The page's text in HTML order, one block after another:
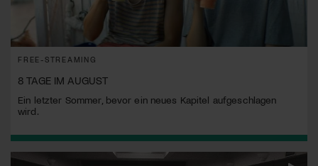
FREE-STREAMING
8 TAGE IM AUGUST
Ein letzter Sommer, bevor ein neues Kapitel aufgeschlagen
wird.